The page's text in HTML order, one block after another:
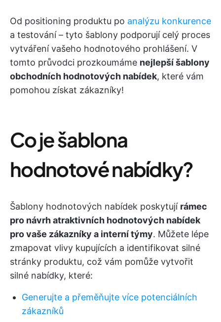
Od positioning produktu po analýzu konkurence
a testování – tyto šablony podporují celý proces
vytváření vašeho hodnotového prohlášení. V
tomto průvodci prozkoumáme nejlepší šablony
obchodních hodnotových nabídek, které vám
pomohou získat zákazníky!
Co je šablona
hodnotové nabídky?
Šablony hodnotových nabídek poskytují rámec
pro návrh atraktivních hodnotových nabídek
pro vaše zákazníky a interní týmy. Můžete lépe
zmapovat vlivy kupujících a identifikovat silné
stránky produktu, což vám pomůže vytvořit
silné nabídky, které:
Generujte a přeměňujte více potenciálních
zákazníků